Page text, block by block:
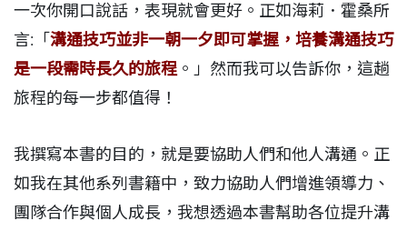
一次你開口說話，表現就會更好。正如海莉．霍桑所
言:「 溝通技巧並非一朝一夕即可掌握，培養溝通技巧
是一段需時長久的旅程 。」然而我可以告訴你，這趟
旅程的每一步都值得！
我撰寫本書的目的，就是要協助人們和他人溝通。正
如我在其他系列書籍中，致力協助人們增進領導力、
團隊合作與個人成長，我想透過本書幫助各位提升溝